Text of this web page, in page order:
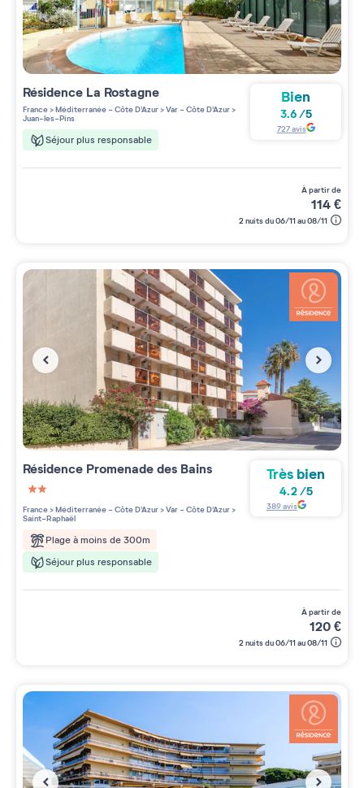
Résidence La Rostagne
France>Méditerranée - Côte D'Azur>Var - Côte D'Azur>
Juan-les-Pins
Séjour plus responsable
Bien
3.6/5
727avis
à partir de
114€
2 nuits du 06/11 au 08/11
Résidence Promenade des Bains
2 étoiles sur 5
France>Méditerranée - Côte D'Azur>Var - Côte D'Azur>
Saint-Raphaël
Plage à moins de 300m
Séjour plus responsable
Très bien
4.2/5
389avis
à partir de
120€
2 nuits du 06/11 au 08/11